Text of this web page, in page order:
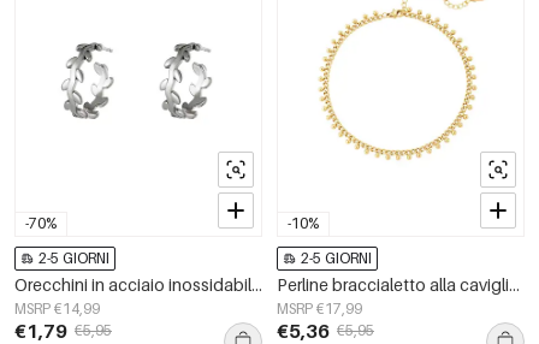
-70%
2-5 GIORNI
Orecchini in acciaio inossidabile a forma di corona d'alloro Silver Color Stainless Steel
MSRP €14,99
€1,79 €5,95
-10%
2-5 GIORNI
Perline braccialetto alla caviglia in acciaio inossidabile Gold Stainless Steel
MSRP €17,99
€5,36 €5,95